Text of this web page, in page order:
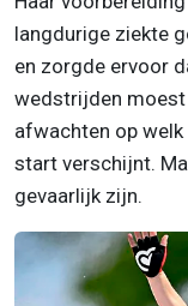
langdurige ziekte
en zorgde ervoor
wedstrijden
afwachten op
start verschijnt.
gevaarlijk zijn.